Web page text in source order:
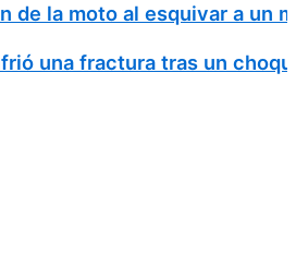
de la moto al esquivar a un
una fractura tras un